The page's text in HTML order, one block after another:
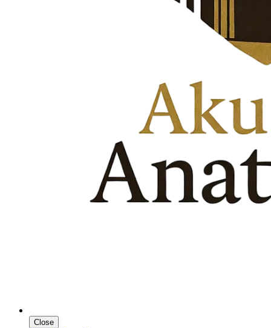
Close